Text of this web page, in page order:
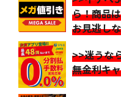
ら！商品
お見逃し
>>迷うな
無金利キ